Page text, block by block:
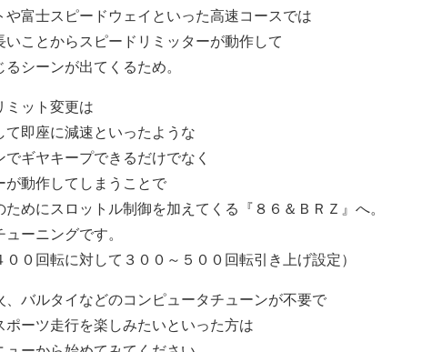
や富士スピードウェイといった高速コースでは
いことからスピードリミッターが動作して
るシーンが出てくるため。
ミット変更は
て即座に減速といったような
ギヤキープできるだけでなく
が動作してしまうことで
ためにスロットル制御を加えてくる『８６＆ＢＲＺ』へ。
ーニングです。
００回転に対して３００～５００回転引き上げ設定）
、バルタイなどのコンピュータチューンが不要で
ポーツ走行を楽しみたいといった方は